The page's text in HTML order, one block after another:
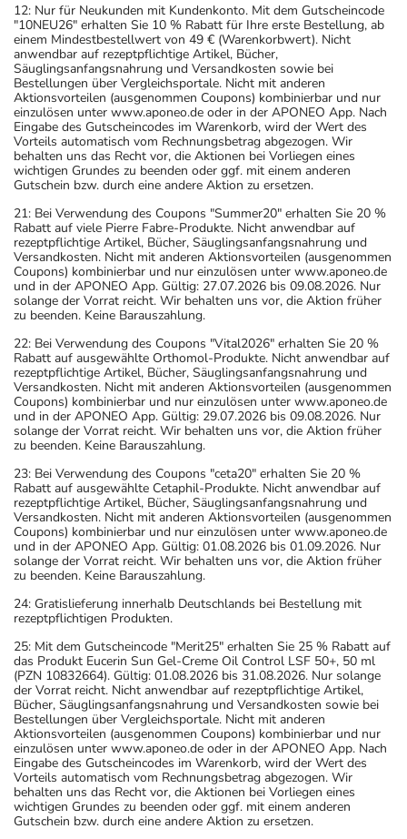
12: Nur für Neukunden mit Kundenkonto. Mit dem Gutscheincode
"10NEU26" erhalten Sie 10 % Rabatt für Ihre erste Bestellung, ab
einem Mindestbestellwert von 49 € (Warenkorbwert). Nicht
anwendbar auf rezeptpflichtige Artikel, Bücher,
Säuglingsanfangsnahrung und Versandkosten sowie bei
Bestellungen über Vergleichsportale. Nicht mit anderen
Aktionsvorteilen (ausgenommen Coupons) kombinierbar und nur
einzulösen unter www.aponeo.de oder in der APONEO App. Nach
Eingabe des Gutscheincodes im Warenkorb, wird der Wert des
Vorteils automatisch vom Rechnungsbetrag abgezogen. Wir
behalten uns das Recht vor, die Aktionen bei Vorliegen eines
wichtigen Grundes zu beenden oder ggf. mit einem anderen
Gutschein bzw. durch eine andere Aktion zu ersetzen.
21: Bei Verwendung des Coupons "Summer20" erhalten Sie 20 %
Rabatt auf viele Pierre Fabre-Produkte. Nicht anwendbar auf
rezeptpflichtige Artikel, Bücher, Säuglingsanfangsnahrung und
Versandkosten. Nicht mit anderen Aktionsvorteilen (ausgenommen
Coupons) kombinierbar und nur einzulösen unter www.aponeo.de
und in der APONEO App. Gültig: 27.07.2026 bis 09.08.2026. Nur
solange der Vorrat reicht. Wir behalten uns vor, die Aktion früher
zu beenden. Keine Barauszahlung.
22: Bei Verwendung des Coupons "Vital2026" erhalten Sie 20 %
Rabatt auf ausgewählte Orthomol-Produkte. Nicht anwendbar auf
rezeptpflichtige Artikel, Bücher, Säuglingsanfangsnahrung und
Versandkosten. Nicht mit anderen Aktionsvorteilen (ausgenommen
Coupons) kombinierbar und nur einzulösen unter www.aponeo.de
und in der APONEO App. Gültig: 29.07.2026 bis 09.08.2026. Nur
solange der Vorrat reicht. Wir behalten uns vor, die Aktion früher
zu beenden. Keine Barauszahlung.
23: Bei Verwendung des Coupons "ceta20" erhalten Sie 20 %
Rabatt auf ausgewählte Cetaphil-Produkte. Nicht anwendbar auf
rezeptpflichtige Artikel, Bücher, Säuglingsanfangsnahrung und
Versandkosten. Nicht mit anderen Aktionsvorteilen (ausgenommen
Coupons) kombinierbar und nur einzulösen unter www.aponeo.de
und in der APONEO App. Gültig: 01.08.2026 bis 01.09.2026. Nur
solange der Vorrat reicht. Wir behalten uns vor, die Aktion früher
zu beenden. Keine Barauszahlung.
24: Gratislieferung innerhalb Deutschlands bei Bestellung mit
rezeptpflichtigen Produkten.
25: Mit dem Gutscheincode "Merit25" erhalten Sie 25 % Rabatt auf
das Produkt Eucerin Sun Gel-Creme Oil Control LSF 50+, 50 ml
(PZN 10832664). Gültig: 01.08.2026 bis 31.08.2026. Nur solange
der Vorrat reicht. Nicht anwendbar auf rezeptpflichtige Artikel,
Bücher, Säuglingsanfangsnahrung und Versandkosten sowie bei
Bestellungen über Vergleichsportale. Nicht mit anderen
Aktionsvorteilen (ausgenommen Coupons) kombinierbar und nur
einzulösen unter www.aponeo.de oder in der APONEO App. Nach
Eingabe des Gutscheincodes im Warenkorb, wird der Wert des
Vorteils automatisch vom Rechnungsbetrag abgezogen. Wir
behalten uns das Recht vor, die Aktionen bei Vorliegen eines
wichtigen Grundes zu beenden oder ggf. mit einem anderen
Gutschein bzw. durch eine andere Aktion zu ersetzen.